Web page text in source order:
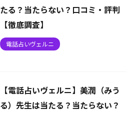
たる？当たらない？口コミ・評判
【徹底調査】
電話占いヴェルニ
【電話占いヴェルニ】美潤（みう
る）先生は当たる？当たらない？